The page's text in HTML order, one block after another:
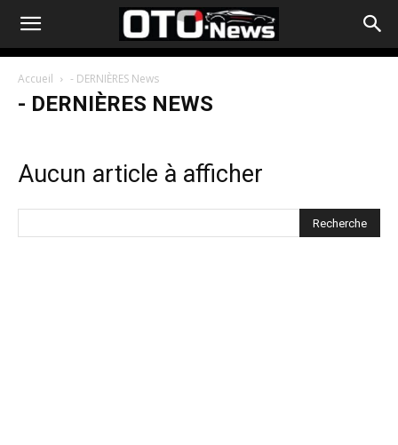
Accueil - DERNIÈRES News
- DERNIÈRES NEWS
Aucun article à afficher